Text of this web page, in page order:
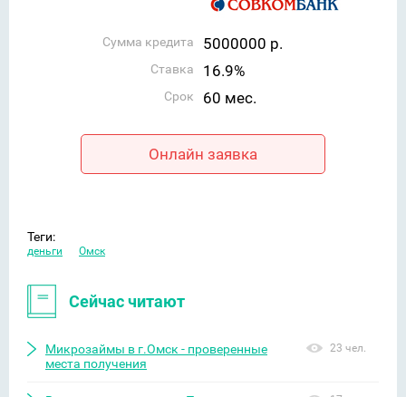
Сумма кредита 5000000 р.
Ставка 16.9%
Срок 60 мес.
Онлайн заявка
Теги:
деньги Омск
Сейчас читают
Микрозаймы в г.Омск - проверенные
места получения
23 чел.